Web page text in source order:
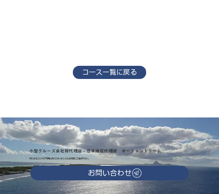
コース一覧に戻る
小型クルーズ会社総代理店・日本地区代理店 オーシャンドリーム
気になることやご不明な点がございましたらお気軽にご連絡下さい。
お問い合わせ